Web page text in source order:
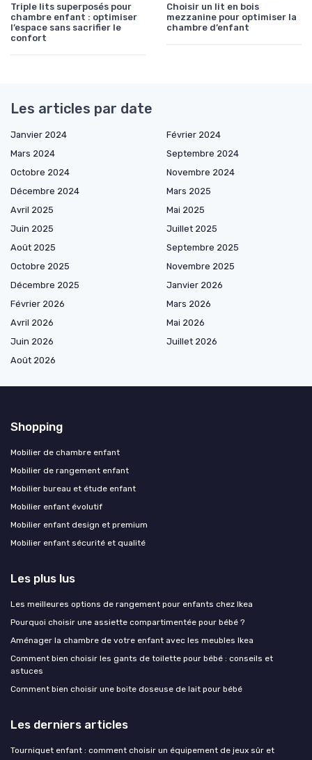
Triple lits superposés pour
chambre enfant : optimiser
l’espace sans sacrifier le
confort
Choisir un lit en bois
mezzanine pour optimiser la
chambre d’enfant
Les articles par date
Janvier 2024
Février 2024
Mars 2024
Septembre 2024
Octobre 2024
Novembre 2024
Décembre 2024
Mars 2025
Avril 2025
Mai 2025
Juin 2025
Juillet 2025
Août 2025
Septembre 2025
Octobre 2025
Novembre 2025
Décembre 2025
Janvier 2026
Février 2026
Mars 2026
Avril 2026
Mai 2026
Juin 2026
Juillet 2026
Août 2026
Shopping
Mobilier de chambre enfant
Mobilier de rangement enfant
Mobilier bureau et étude enfant
Mobilier enfant évolutif
Mobilier enfant design et premium
Mobilier enfant sécurité et qualité
Les plus lus
Les meilleures options de rangement pour enfants chez Ikea
Pourquoi choisir une assiette compartimentée pour bébé ?
Aménager la chambre de votre enfant avec les meubles Ikea
Comment bien choisir les gants de toilette pour bébé : conseils et
astuces
Comment bien choisir une boite doseuse de lait pour bébé
Les derniers articles
Tourniquet enfant : comment choisir un équipement de jeux sûr et